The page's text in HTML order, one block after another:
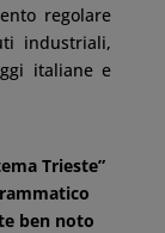
regolare
industriali,
italiane e
Trieste”
ben noto